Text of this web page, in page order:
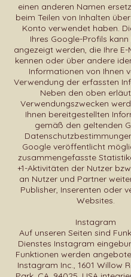
einen anderen Namen
beim Teilen von Inhalten
Konto verwendet haben.
Ihres Google-Profils kann
angezeigt werden, die Ihre E-
kennen oder über andere
Informationen von Ihnen
Verwendung der erfassten
Neben den oben
Verwendungszwecken
Ihnen bereitgestellten
gemäß den geltenden
Google veröffentlicht
zusammengefasste
+1-Aktivitäten der Nutzer
an Nutzer und Partner
Publisher, Inserenten oder
Websites.
Instagram
Auf unseren Seiten sind
Dienstes Instagram
Funktionen werden
Instagram Inc., 1601 Willow